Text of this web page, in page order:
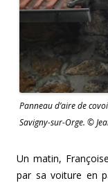
Panneau d’aire de
Savigny-sur-Orge. ©
Un matin,
par sa voiture en